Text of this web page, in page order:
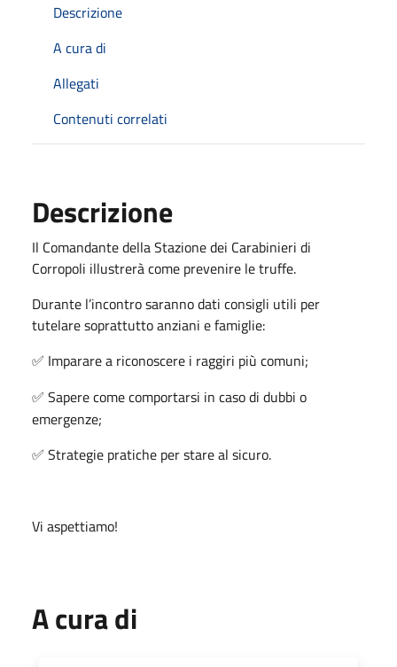
Descrizione
A cura di
Allegati
Contenuti correlati
Descrizione
Il Comandante della Stazione dei Carabinieri di
Corropoli illustrerà come prevenire le truffe.
Durante l’incontro saranno dati consigli utili per
tutelare soprattutto anziani e famiglie:
✅ Imparare a riconoscere i raggiri più comuni;
✅ Sapere come comportarsi in caso di dubbi o
emergenze;
✅ Strategie pratiche per stare al sicuro.
Vi aspettiamo!
A cura di